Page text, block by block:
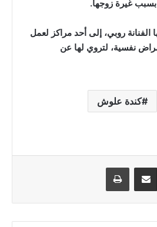
غيرة زوجها.
روبي، إلى أحد مراكز لعمل
نفسية، لتروي لها عن
كندة علوش